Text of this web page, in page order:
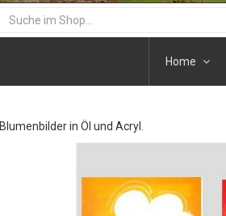
Home
Blumenbilder in Öl und Acryl.